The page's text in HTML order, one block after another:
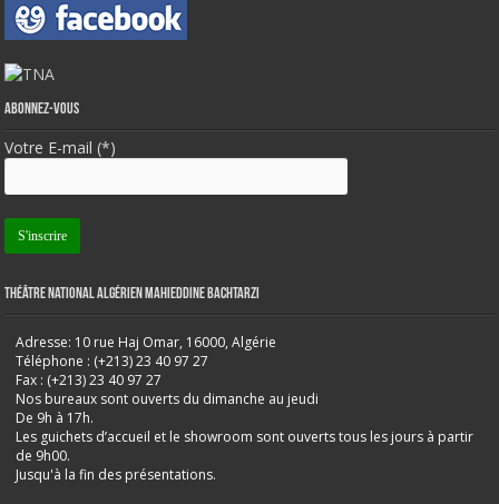
Abonnez-vous
Votre E-mail (*)
Théâtre National Algérien Mahieddine Bachtarzi
Adresse: 10 rue Haj Omar, 16000, Algérie
Téléphone : (+213) 23 40 97 27
Fax : (+213) 23 40 97 27
Nos bureaux sont ouverts du dimanche au jeudi
De 9h à 17h.
Les guichets d’accueil et le showroom sont ouverts tous les jours à partir
de 9h00.
Jusqu'à la fin des présentations.